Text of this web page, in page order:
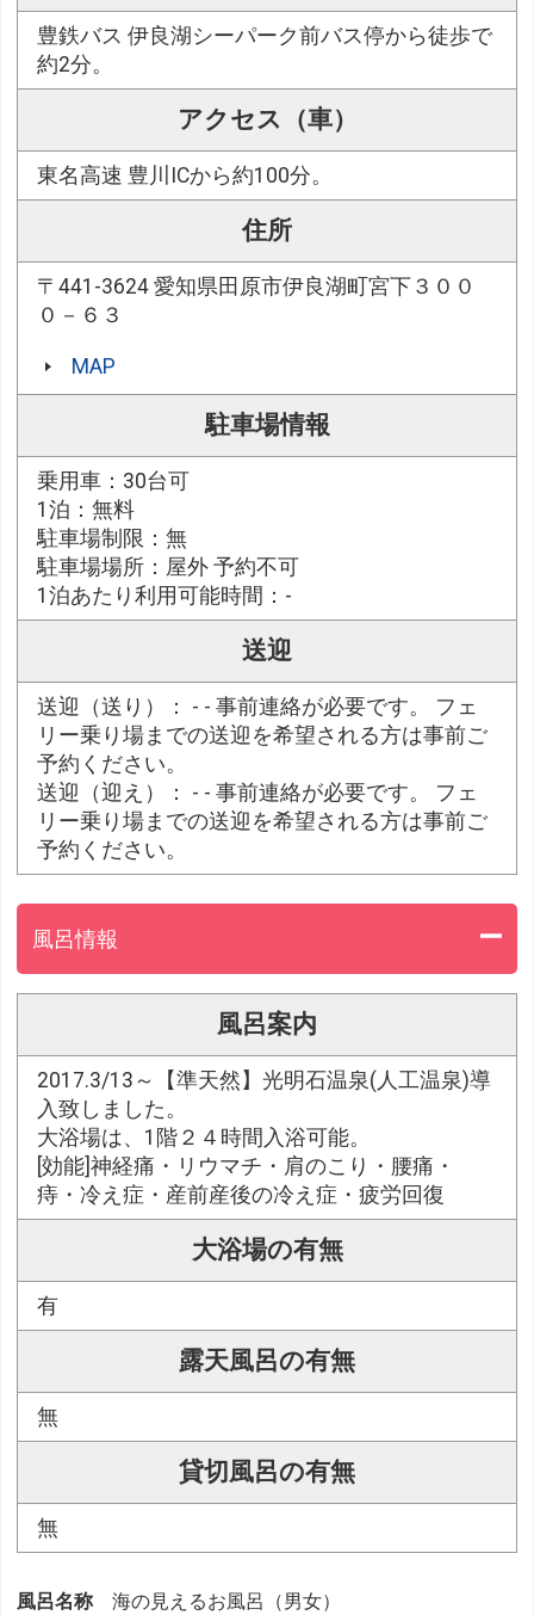
豊鉄バス 伊良湖シーパーク前バス停から徒歩で
約2分。
アクセス（車）
東名高速 豊川ICから約100分。
住所
〒441-3624 愛知県田原市伊良湖町宮下３００
０－６３
MAP
駐車場情報
乗用車：30台可
1泊：無料
駐車場制限：無
駐車場場所：屋外 予約不可
1泊あたり利用可能時間：-
送迎
送迎（送り）： - - 事前連絡が必要です。 フェ
リー乗り場までの送迎を希望される方は事前ご
予約ください。
送迎（迎え）： - - 事前連絡が必要です。 フェ
リー乗り場までの送迎を希望される方は事前ご
予約ください。
風呂情報
風呂案内
2017.3/13～【準天然】光明石温泉(人工温泉)導
入致しました。
大浴場は、1階２４時間入浴可能。
[効能]神経痛・リウマチ・肩のこり・腰痛・
痔・冷え症・産前産後の冷え症・疲労回復
大浴場の有無
有
露天風呂の有無
無
貸切風呂の有無
無
風呂名称 海の見えるお風呂（男女）